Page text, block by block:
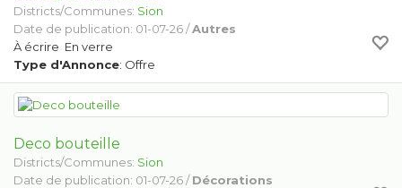
Districts/Communes: Sion
Date de publication: 01-07-26 /Autres
À écrire En verre
Type d'Annonce: Offre
Deco bouteille
Districts/Communes: Sion
Date de publication: 01-07-26 /Décorations